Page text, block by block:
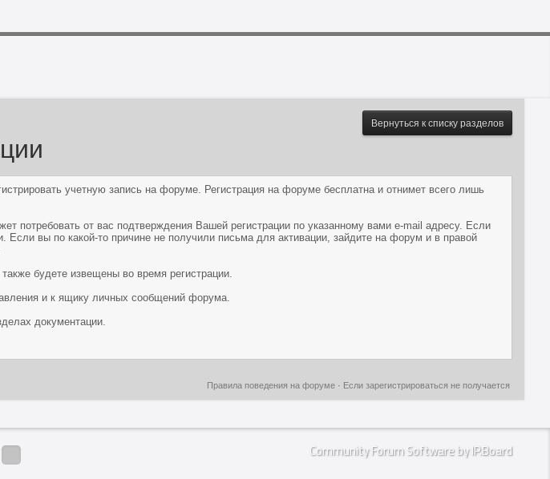
Вернуться к списку разделов
учетную запись на форуме. Регистрация на форуме бесплатна и отнимет всего лишь
потребовать от вас подтверждения Вашей регистрации по указанному вами e-mail адресу. Если
вы по какой-то причине не получили письма для активации, зайдите на форум и в правой
будете извещены во время регистрации.
и к ящику личных сообщений форума.
документации.
Если зарегистрироваться не получается
Правила поведения на форуме ·
Community Forum Software by IP.Board